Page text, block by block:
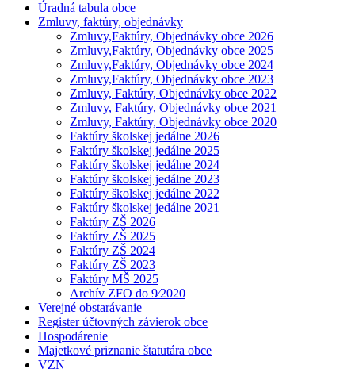
Úradná tabula obce
Zmluvy, faktúry, objednávky
Zmluvy,Faktúry, Objednávky obce 2026
Zmluvy,Faktúry, Objednávky obce 2025
Zmluvy,Faktúry, Objednávky obce 2024
Zmluvy,Faktúry, Objednávky obce 2023
Zmluvy, Faktúry, Objednávky obce 2022
Zmluvy, Faktúry, Objednávky obce 2021
Zmluvy, Faktúry, Objednávky obce 2020
Faktúry školskej jedálne 2026
Faktúry školskej jedálne 2025
Faktúry školskej jedálne 2024
Faktúry školskej jedálne 2023
Faktúry školskej jedálne 2022
Faktúry školskej jedálne 2021
Faktúry ZŠ 2026
Faktúry ZŠ 2025
Faktúry ZŠ 2024
Faktúry ZŠ 2023
Faktúry MŠ 2025
Archív ZFO do 9⁄2020
Verejné obstarávanie
Register účtovných závierok obce
Hospodárenie
Majetkové priznanie štatutára obce
VZN